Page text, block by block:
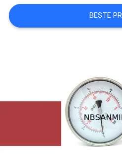
PRIVACYBELEID
BESTE